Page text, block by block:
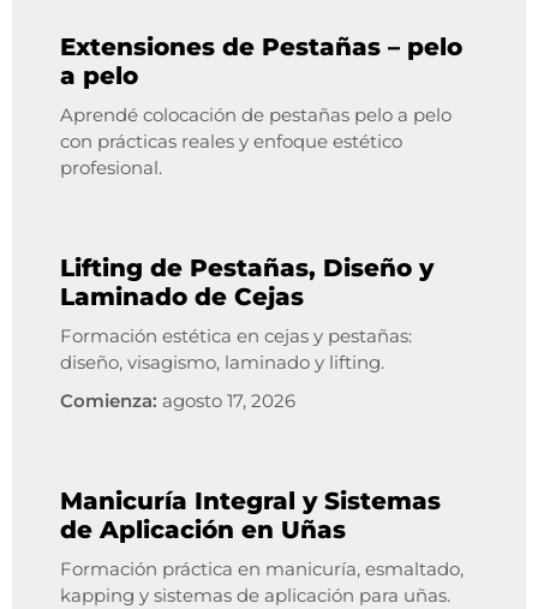
Extensiones de Pestañas – pelo
a pelo
Aprendé colocación de pestañas pelo a pelo
con prácticas reales y enfoque estético
profesional.
Lifting de Pestañas, Diseño y
Laminado de Cejas
Formación estética en cejas y pestañas:
diseño, visagismo, laminado y lifting.
Comienza: agosto 17, 2026
Manicuría Integral y Sistemas
de Aplicación en Uñas
Formación práctica en manicuría, esmaltado,
kapping y sistemas de aplicación para uñas.